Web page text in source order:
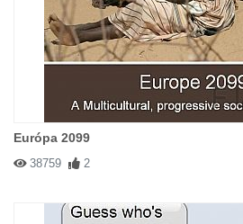
Európa 2099
38759 2